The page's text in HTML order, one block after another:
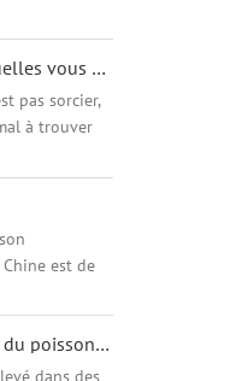
vu dans
Les 7 raisons pour lesquelles vous devriez manger plus de poisson
pas sorcier,
à trouver
quelques
de
est de
d'eau
la fami...
Quelle est la popularité du poisson tilapia?
dans des